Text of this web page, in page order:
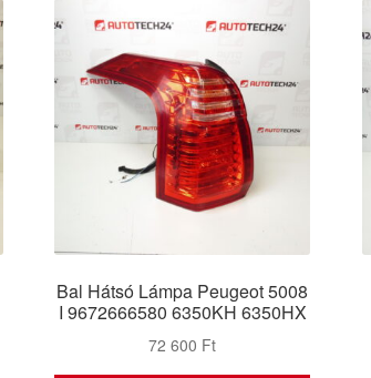
Bal Hátsó Lámpa Peugeot 5008
I 9672666580 6350KH 6350HX
72 600 Ft